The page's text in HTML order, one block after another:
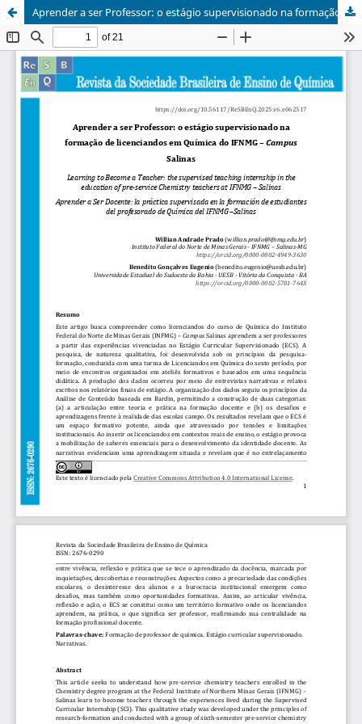
Aprender a ser Professor: o estágio supervisionado na formação de licenciandos em Química do IFNMG – Campus Salinas